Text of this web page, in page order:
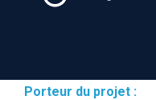
Porteur du projet :